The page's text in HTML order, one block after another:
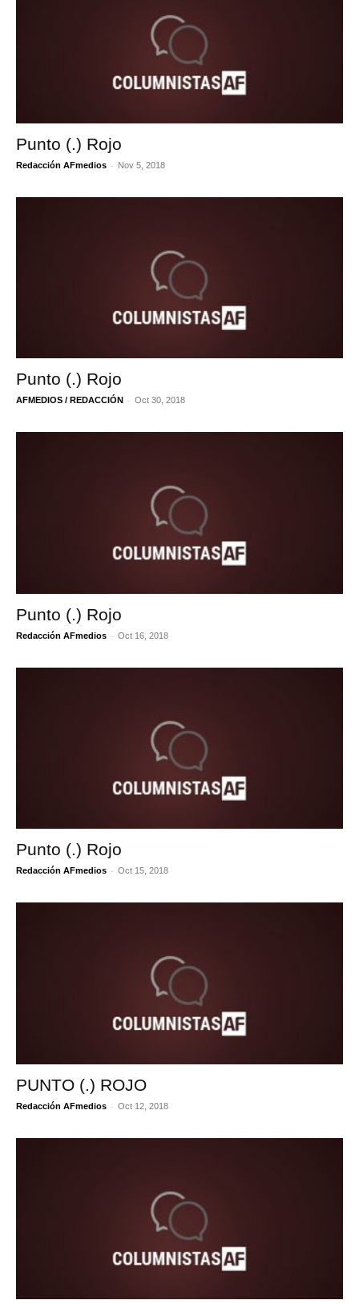
Punto (.) Rojo
Redacción AFmedios - Nov 5, 2018
Punto (.) Rojo
AFMEDIOS / REDACCIÓN - Oct 30, 2018
Punto (.) Rojo
Redacción AFmedios - Oct 16, 2018
Punto (.) Rojo
Redacción AFmedios - Oct 15, 2018
PUNTO (.) ROJO
Redacción AFmedios - Oct 12, 2018